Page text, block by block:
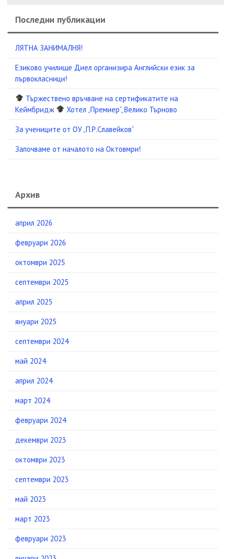
Последни публикации
ЛЯТНА ЗАНИМАЛНЯ!
Езиково училище Диел организира Английски език за
първокласници!
Тържествено връчване на сертификатите на
Кеймбридж
Хотел „Премиер“, Велико Търново
За учениците от ОУ „П.Р.Славейков“
Започваме от началото на Октовмри!
Архив
април 2026
февруари 2026
октомври 2025
септември 2025
април 2025
януари 2025
септември 2024
май 2024
април 2024
март 2024
февруари 2024
декември 2023
октомври 2023
септември 2023
май 2023
март 2023
февруари 2023